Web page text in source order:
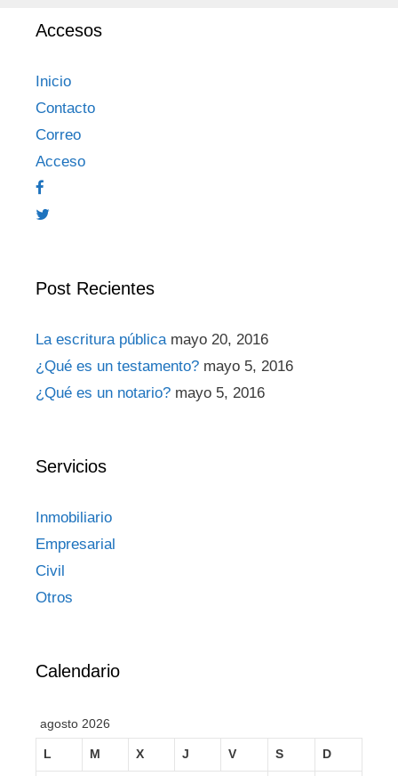
Accesos
Inicio
Contacto
Correo
Acceso
Post Recientes
La escritura pública mayo 20, 2016
¿Qué es un testamento? mayo 5, 2016
¿Qué es un notario? mayo 5, 2016
Servicios
Inmobiliario
Empresarial
Civil
Otros
Calendario
agosto 2026
L M X J V S D